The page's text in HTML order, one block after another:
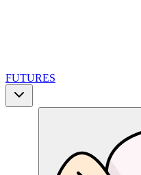
FUTURES